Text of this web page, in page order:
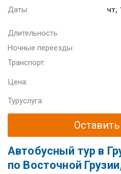
Даты:
чт,
Длительность:
Ночные переезды:
Транспорт:
Цена:
Туруслуга:
Автобусный тур в
по Восточной